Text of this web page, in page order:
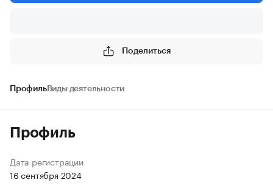
Поделиться
ПрофильВиды деятельности
Профиль
Дата регистрации
16 сентября 2024